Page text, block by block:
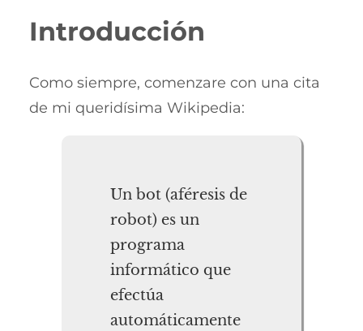
Introducción
Como siempre, comenzare con una cita
de mi queridísima Wikipedia:
Un bot (aféresis de
robot) es un
programa
informático que
efectúa
automáticamente